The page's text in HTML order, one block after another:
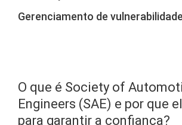
Gerenciamento de
O que é Society of
Engineers (SAE) e por que
para garantir a confiança?